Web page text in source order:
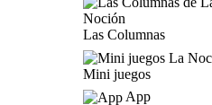
Las Columnas
Mini juegos
App